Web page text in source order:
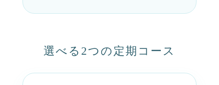
選べる2つの定期コース